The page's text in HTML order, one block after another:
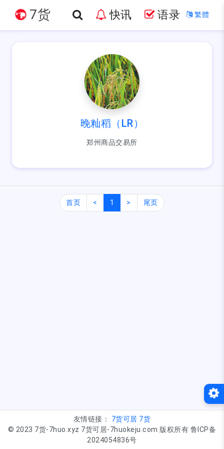
7货 快讯 语录 繁體
晚籼稻（LR）
郑州商品交易所
首页 < 1 > 尾页
友情链接： 7货可居 7货
© 2023 7货-7huo.xyz 7货可居-7huokeju.com 版权所有 鲁ICP备
2024054836号